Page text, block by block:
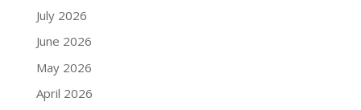
July 2026
June 2026
May 2026
April 2026